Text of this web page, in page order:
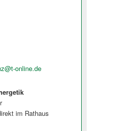
online.de
im Rathaus